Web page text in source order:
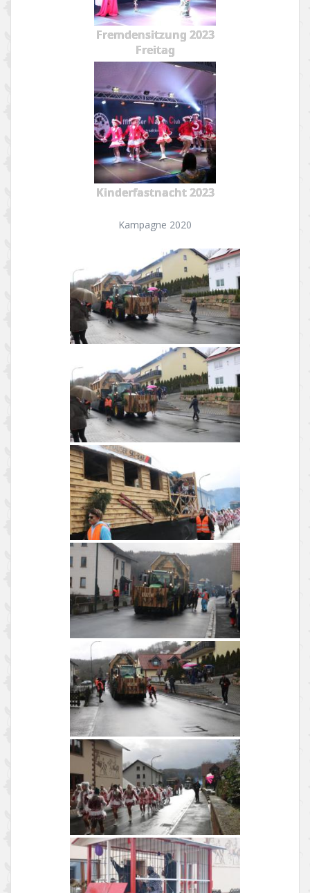
Fremdensitzung 2023
Freitag
Kinderfastnacht 2023
Kampagne 2020